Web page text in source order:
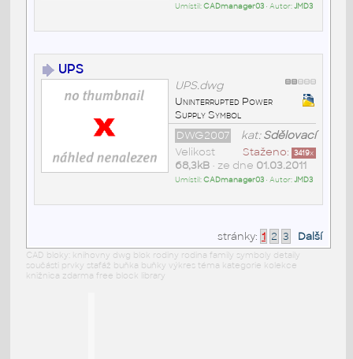
Umístil:CADmanager03• Autor:JMD3
UPS
UPS.dwg
Uninterrupted Power
Supply Symbol
kat:Sdělovací
DWG2007
Staženo: 3419x
Velikost
68,3kB• ze dne 01.03.2011
Umístil:CADmanager03• Autor:JMD3
stránky: 1 2 3 Další
CAD bloky: knihovny dwg blok rodiny rodina family symboly detaily
součásti prvky stafáž buňka buňky výkres téma kategorie kolekce
knižnica zdarma free block library